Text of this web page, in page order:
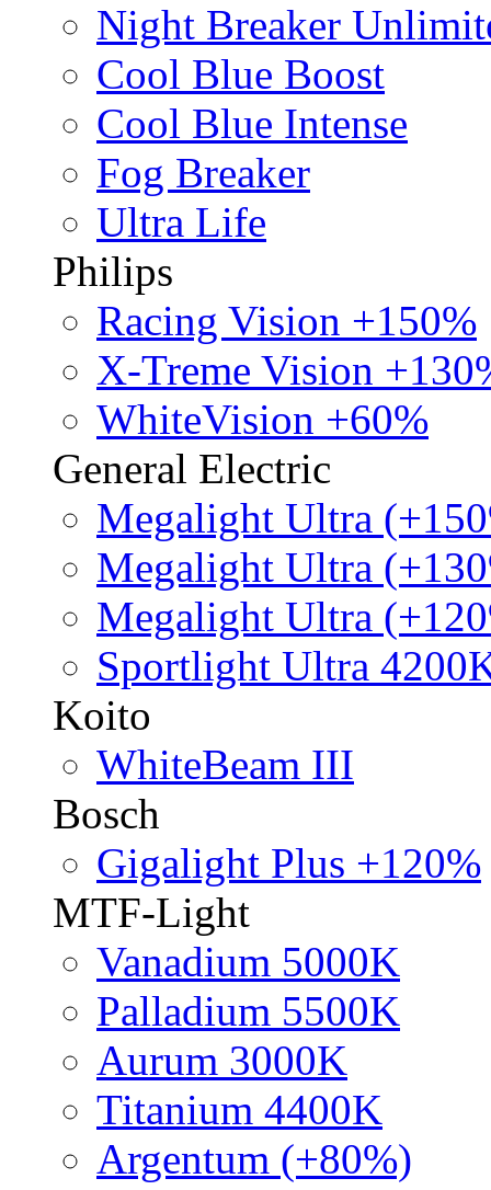
Night Breaker
Cool Blue Boost
Cool Blue Intense
Fog Breaker
Ultra Life
Philips
Racing Vision +150%
X-Treme Vision
WhiteVision +60%
General Electric
Megalight Ultra
Megalight Ultra
Megalight Ultra
Sportlight Ultra
Koito
WhiteBeam III
Bosch
Gigalight Plus +120%
MTF-Light
Vanadium 5000K
Palladium 5500K
Aurum 3000K
Titanium 4400K
Argentum (+80%)